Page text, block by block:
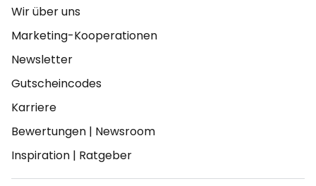
Wir über uns
Marketing-Kooperationen
Newsletter
Gutscheincodes
Karriere
Bewertungen | Newsroom
Inspiration | Ratgeber